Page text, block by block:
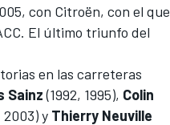
con Citroën, con el que
El último triunfo del
en las carreteras
Sainz(1992, 1995), Colin
y Thierry Neuville